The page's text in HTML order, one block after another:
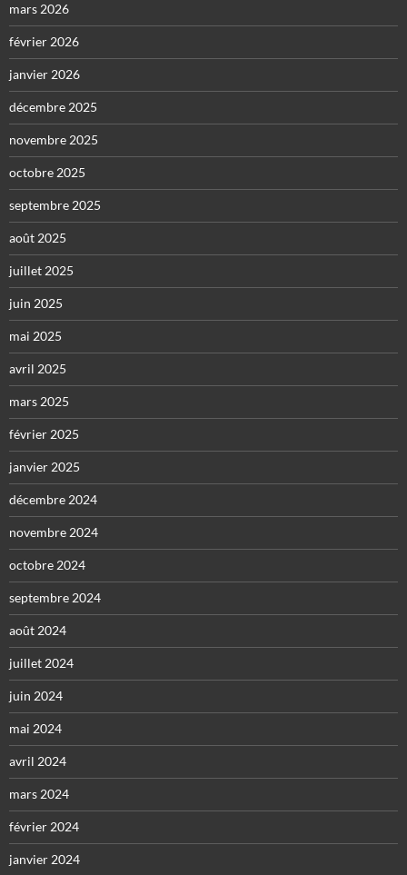
mars 2026
février 2026
janvier 2026
décembre 2025
novembre 2025
octobre 2025
septembre 2025
août 2025
juillet 2025
juin 2025
mai 2025
avril 2025
mars 2025
février 2025
janvier 2025
décembre 2024
novembre 2024
octobre 2024
septembre 2024
août 2024
juillet 2024
juin 2024
mai 2024
avril 2024
mars 2024
février 2024
janvier 2024